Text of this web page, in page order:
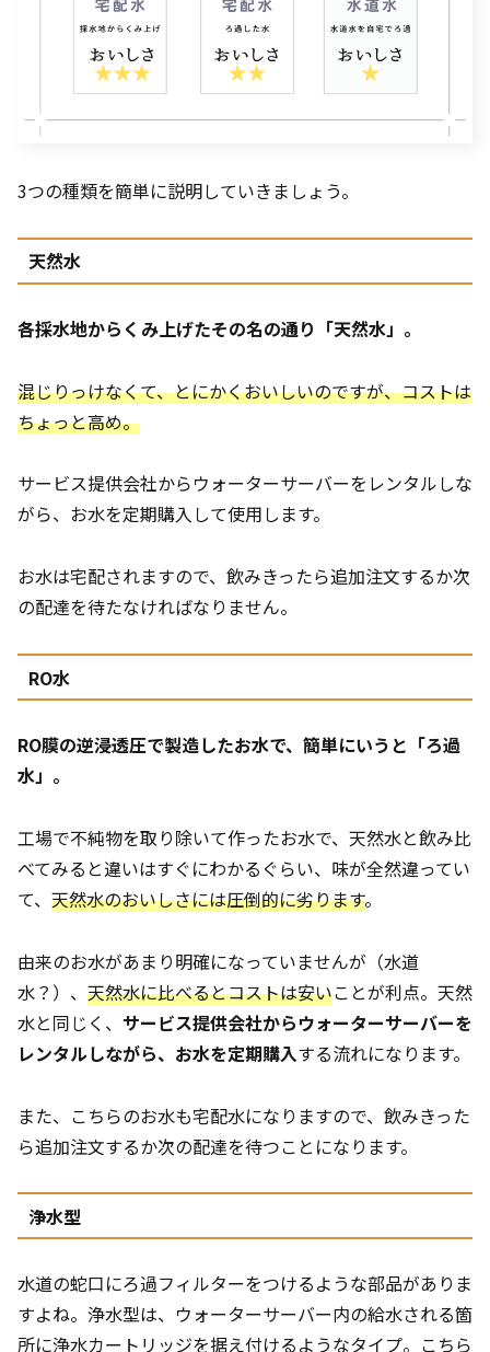
3つの種類を簡単に説明していきましょう。
天然水
各採水地からくみ上げたその名の通り「天然水」。
混じりっけなくて、とにかくおいしいのですが、コストは
ちょっと高め。
サービス提供会社からウォーターサーバーをレンタルしな
がら、お水を定期購入して使用します。
お水は宅配されますので、飲みきったら追加注文するか次
の配達を待たなければなりません。
RO水
RO膜の逆浸透圧で製造したお水で、簡単にいうと「ろ過
水」。
工場で不純物を取り除いて作ったお水で、天然水と飲み比
べてみると違いはすぐにわかるぐらい、味が全然違ってい
て、 天然水のおいしさには圧倒的に劣ります。
由来のお水があまり明確になっていませんが（水道
水？）、 天然水に比べるとコストは安いことが利点。天然
水と同じく、 サービス提供会社からウォーターサーバーを
レンタルしながら、お水を定期購入する流れになります。
また、こちらのお水も宅配水になりますので、飲みきった
ら追加注文するか次の配達を待つことになります。
浄水型
水道の蛇口にろ過フィルターをつけるような部品がありま
すよね。浄水型は、ウォーターサーバー内の給水される箇
所に浄水カートリッジを据え付けるようなタイプ。こちら